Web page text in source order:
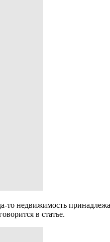
то недвижимость
в статье.